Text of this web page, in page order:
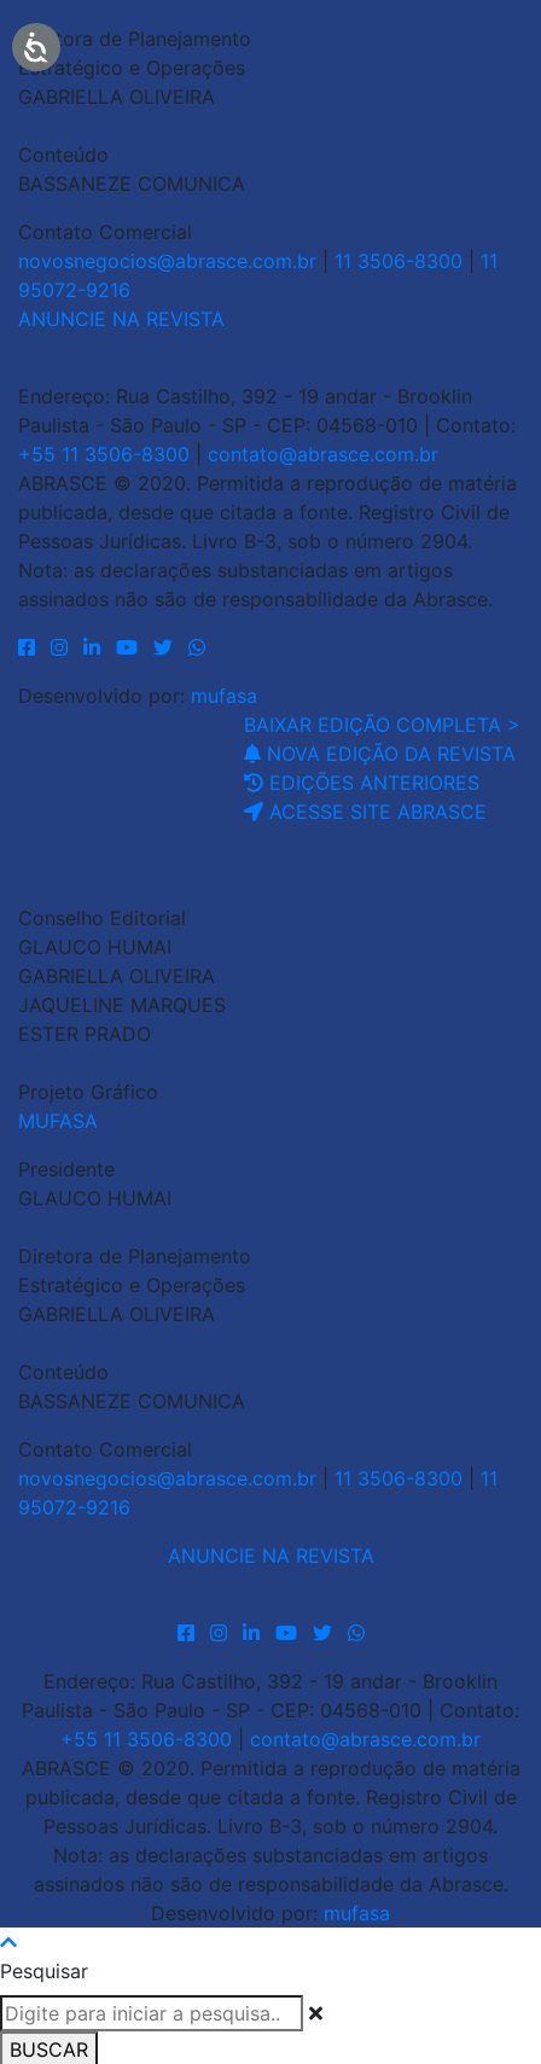
Diretora de Planejamento
Estratégico e Operações
GABRIELLA OLIVEIRA
Conteúdo
BASSANEZE COMUNICA
Contato Comercial
novosnegocios@abrasce.com.br
11 3506-8300
11
95072-9216
ANUNCIE NA REVISTA
Endereço: Rua Castilho, 392 - 19 andar - Brooklin
Paulista - São Paulo - SP - CEP: 04568-010 | Contato:
+55 11 3506-8300
contato@abrasce.com.br
ABRASCE © 2020. Permitida a reprodução de matéria
publicada, desde que citada a fonte. Registro Civil de
Pessoas Jurídicas. Livro B-3, sob o número 2904.
Nota: as declarações substanciadas em artigos
assinados não são de responsabilidade da Abrasce.
Desenvolvido por: mufasa
BAIXAR EDIÇÃO COMPLETA >
NOVA EDIÇÃO DA REVISTA
EDIÇÕES ANTERIORES
ACESSE SITE ABRASCE
Conselho Editorial
GLAUCO HUMAI
GABRIELLA OLIVEIRA
JAQUELINE MARQUES
ESTER PRADO
Projeto Gráfico
MUFASA
Presidente
GLAUCO HUMAI
Diretora de Planejamento
Estratégico e Operações
GABRIELLA OLIVEIRA
Conteúdo
BASSANEZE COMUNICA
Contato Comercial
novosnegocios@abrasce.com.br
11 3506-8300
11
95072-9216
ANUNCIE NA REVISTA
Endereço: Rua Castilho, 392 - 19 andar - Brooklin
Paulista - São Paulo - SP - CEP: 04568-010 | Contato:
+55 11 3506-8300
contato@abrasce.com.br
ABRASCE © 2020. Permitida a reprodução de matéria
publicada, desde que citada a fonte. Registro Civil de
Pessoas Jurídicas. Livro B-3, sob o número 2904.
Nota: as declarações substanciadas em artigos
assinados não são de responsabilidade da Abrasce.
Desenvolvido por: mufasa
Pesquisar
BUSCAR